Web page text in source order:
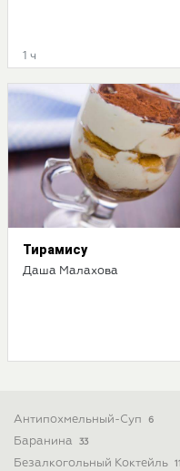
1 ч
Тирамису
Даша Малахова
Антипохмельный-Суп 6
Баранина 33
Безалкогольный Коктейль 11